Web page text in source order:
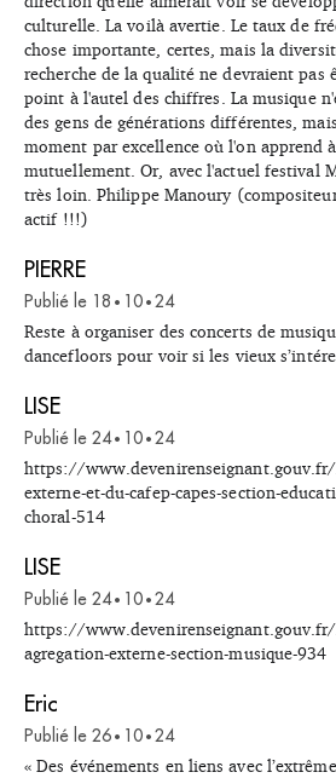
culturelle. La voilà avertie. Le taux de
chose importante, certes, mais la
recherche de la qualité ne devraient pas
point à l'autel des chiffres. La musique
des gens de générations différentes,
moment par excellence où l'on apprend
mutuellement. Or, avec l'actuel festival
très loin. Philippe Manoury
actif !!!)
PIERRE
Publié le 18 • 10 • 24
Reste à organiser des concerts de
dancefloors pour voir si les vieux
LISE
Publié le 24 • 10 • 24
https://www.devenirenseignant.gouv.fr/
externe-et-du-cafep-capes-section-
choral-514
LISE
Publié le 24 • 10 • 24
https://www.devenirenseignant.gouv.fr/
agregation-externe-section-musique-934
Eric
Publié le 26 • 10 • 24
« Des événements en liens avec